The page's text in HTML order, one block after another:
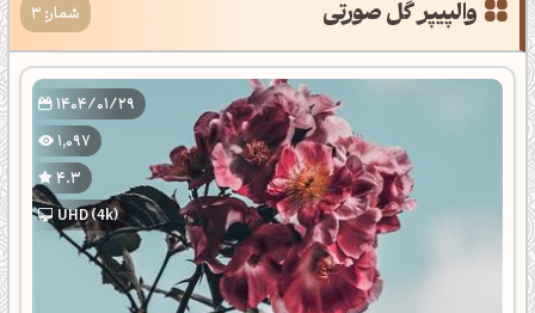
شمار: 3
1404/01/29
1,097
4.3
UHD (4k)